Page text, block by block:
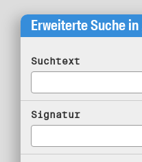
Erweiterte Suche
Suchtext
Signatur